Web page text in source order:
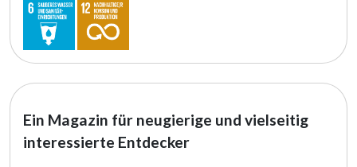
Ein Magazin für neugierige und vielseitig
interessierte Entdecker